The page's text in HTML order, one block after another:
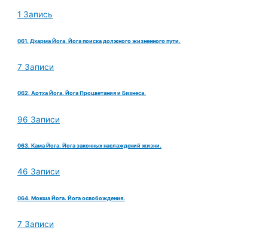
1 Запись
061. Дхарма Йога. Йога поиска должного жизненного пути.
7 Записи
062. Артха Йога. Йога Процветания и Бизнеса.
96 Записи
063. Кама Йога. Йога законных наслаждений жизни.
46 Записи
064. Мокша Йога. Йога освобождения.
7 Записи